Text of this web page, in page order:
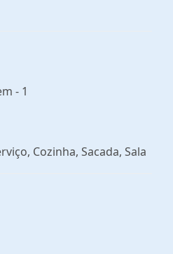
- 1
Cozinha, Sacada, Sala